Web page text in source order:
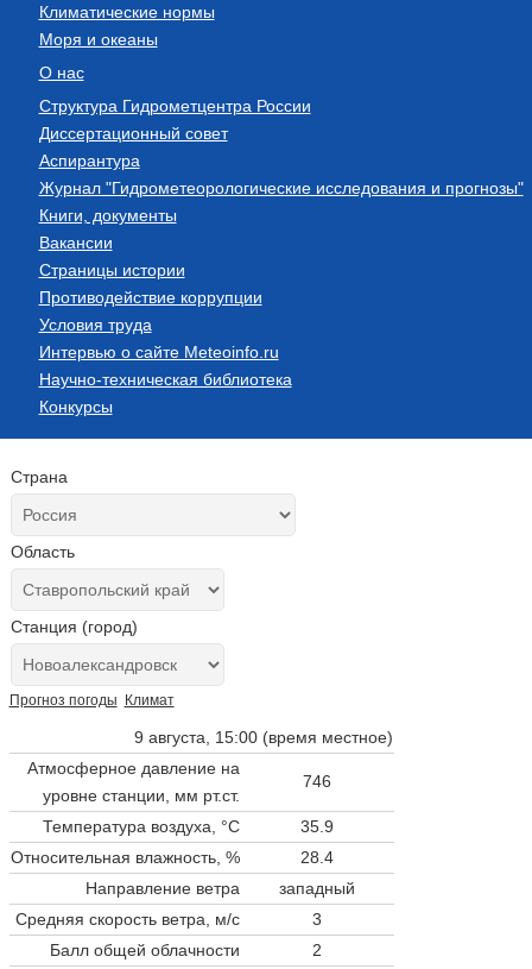
Климатические нормы
Моря и океаны
О нас
Структура Гидрометцентра России
Диссертационный совет
Аспирантура
Журнал "Гидрометеорологические исследования и прогнозы"
Книги, документы
Вакансии
Страницы истории
Противодействие коррупции
Условия труда
Интервью о сайте Meteoinfo.ru
Научно-техническая библиотека
Конкурсы
Страна
Область
Станция (город)
Прогноз погоды Климат
9 августа, 15:00 (время местное)
Атмосферное давление на
уровне станции, мм рт.ст.
746
Температура воздуха, °C
35.9
Относительная влажность, %
28.4
Направление ветра
западный
Средняя скорость ветра, м/с
3
Балл общей облачности
2